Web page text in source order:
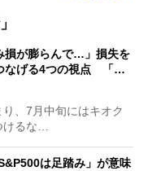
損が膨らんで…」損失を
なげる4つの視点 「…
、7月中旬にはキオク
けるな…
は足踏み」が意味